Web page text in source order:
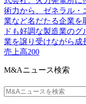
術力から、ゼネラル・
業など名だたる企業を
ドも好調な製造業の
業を譲り受けながら成
売上高200
M&Aニュース検索